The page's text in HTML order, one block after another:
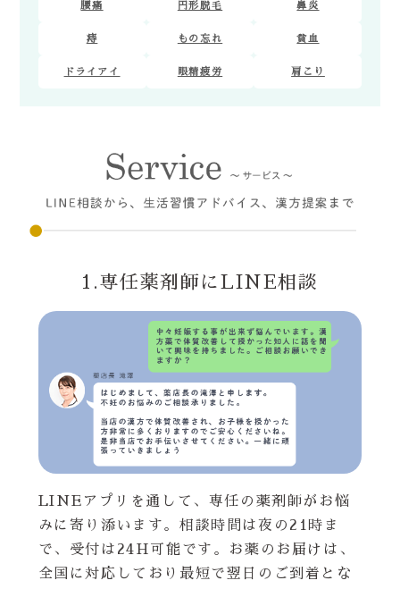
腰痛 円形脱毛 鼻炎
痔 もの忘れ 貧血
ドライアイ 眼精疲労 肩こり
1.専任薬剤師にLINE相談
LINEアプリを通して、専任の薬剤師がお悩
みに寄り添います。相談時間は夜の21時ま
で、受付は24H可能です。お薬のお届けは、
全国に対応しており最短で翌日のご到着とな